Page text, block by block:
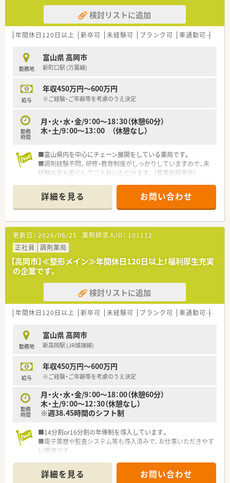
検討リストに追加
年間休日120日以上 新卒可 未経験可 ブランク可 車通勤可
勤務地
富山県 高岡市
新町口駅 (万葉線)
給与
年収450万円～600万円
※ご経験・ご年齢等を考慮のうえ決定
勤務
時間
月・火・水・金/9：00～18：30（休憩60分）
木・土/9：00～13：00 （休憩なし）
■富山県内を中心にチェーン展開をしている薬局です。
■調剤経験不問。研修・教育制度がしっかりしていますので、未
経験の方も安心してご入社いただけます。（要薬剤師免許）
遣】もお選び頂けます。
詳細を見る お問い合わせ
更新日： 2026/06/25 薬剤師求人ID： 101112
正社員
調剤薬局
【高岡市】≪整形メイン≫年間休日120日以上！福利厚生充実
の企業です。
検討リストに追加
年間休日120日以上 新卒可 未経験可 ブランク可 車通勤可
勤務地
富山県 高岡市
新高岡駅 (JR城端線)
給与
年収450万円～600万円
※ご経験・ご年齢等を考慮のうえ決定
勤務
時間
月・火・水・金/9：00～18：00（休憩60分）
木・土/9：00～12：30（休憩なし）
※週38.45時間のシフト制
■14分割or16分割の年俸制を導入しています。
■電子薬暦や監査システム等も導入済みで、お仕事いただきやす
い環境です。
く、様々な医療機関からの処方の経験を積むこともできます。
詳細を見る お問い合わせ